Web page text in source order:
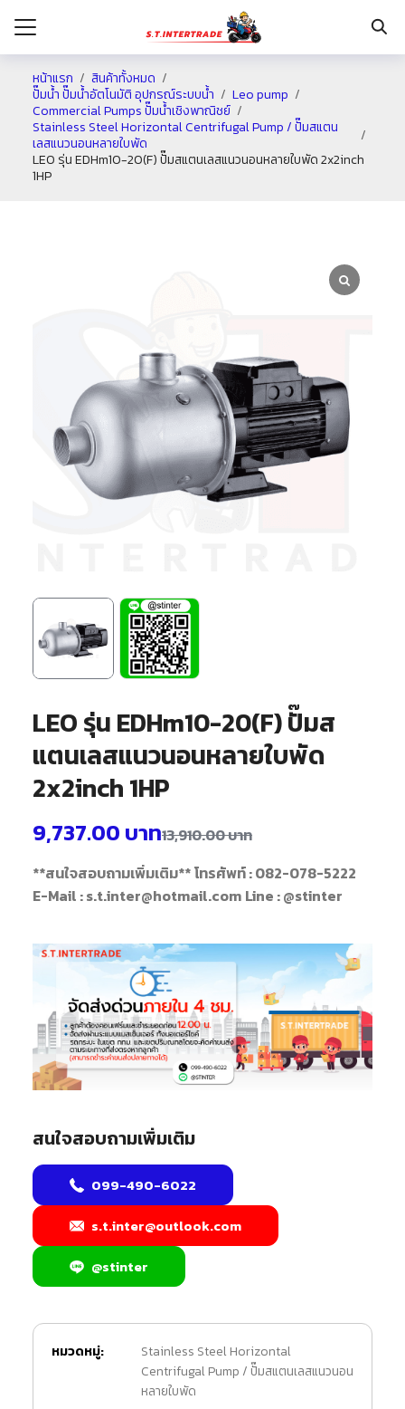
หน้าแรก
สินค้าทั้งหมด
ปั๊มน้ำ ปั๊มน้ำอัตโนมัติ อุปกรณ์ระบบน้ำ
Leo pump
Commercial Pumps ปั๊มน้ำเชิงพาณิชย์
Stainless Steel Horizontal Centrifugal Pump / ปั๊มสแตน
เลสแนวนอนหลายใบพัด
LEO รุ่น EDHm10-20(F) ปั๊มสแตนเลสแนวนอนหลายใบพัด 2x2inch
1HP
LEO รุ่น EDHm10-20(F) ปั๊มส
แตนเลสแนวนอนหลายใบพัด
2x2inch 1HP
13,910.00บาท
9,737.00 บาท
**สนใจสอบถามเพิ่มเติม**โทรศัพท์ : 082-078-5222
E-Mail : s.t.inter@hotmail.com Line : @stinter
สนใจสอบถามเพิ่มเติม
099-490-6022
s.t.inter@outlook.com
@stinter
หมวดหมู่:
Stainless Steel Horizontal
Centrifugal Pump / ปั๊มสแตนเลสแนวนอน
หลายใบพัด